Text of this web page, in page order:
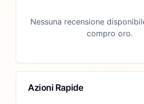
Nessuna recensione
compro oro.
Azioni Rapide